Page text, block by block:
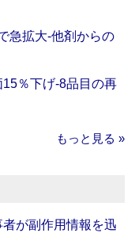
急拡大‐他剤からの
％下げ‐8品目の再
もっと見る »
者が副作用情報を迅